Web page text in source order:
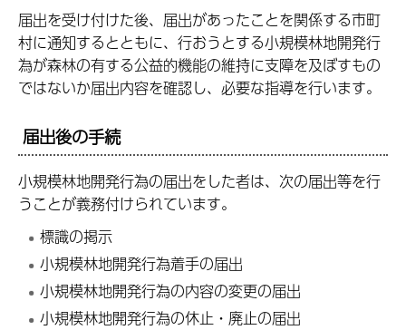
届出を受け付けた後、届出があったことを関係する市町
村に通知するとともに、行おうとする小規模林地開発行
為が森林の有する公益的機能の維持に支障を及ぼすもの
ではないか届出内容を確認し、必要な指導を行います。
届出後の手続
小規模林地開発行為の届出をした者は、次の届出等を行
うことが義務付けられています。
標識の掲示
小規模林地開発行為着手の届出
小規模林地開発行為の内容の変更の届出
小規模林地開発行為の休止・廃止の届出